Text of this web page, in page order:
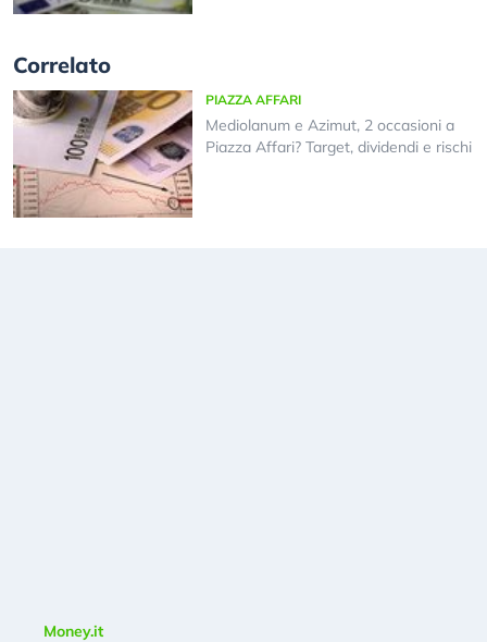
Correlato
PIAZZA AFFARI
Mediolanum e Azimut, 2 occasioni a
Piazza Affari? Target, dividendi e rischi
Money.it